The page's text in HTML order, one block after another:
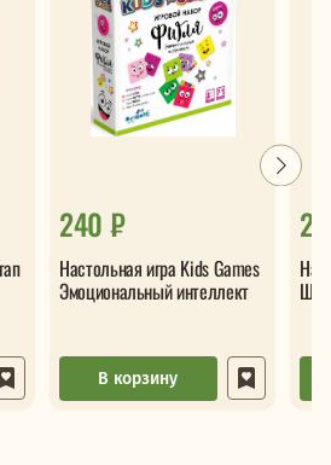
240 ₽
Настольная игра Kids Games
Эмоциональный интеллект
В корзину
2